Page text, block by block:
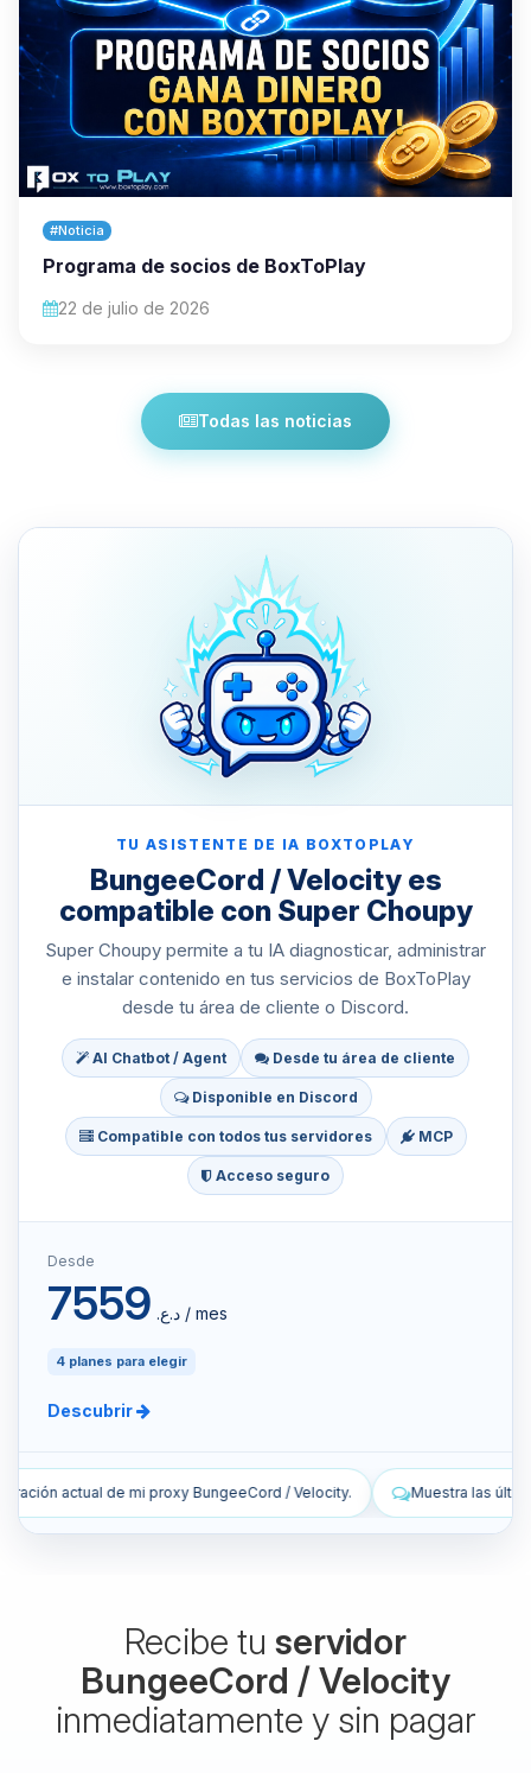
#Noticia
Programa de socios de BoxToPlay
22 de julio de 2026
Todas las noticias
TU ASISTENTE DE IA BOXTOPLAY
BungeeCord / Velocity es
compatible con Super Choupy
Super Choupy permite a tu IA diagnosticar, administrar
e instalar contenido en tus servicios de BoxToPlay
desde tu área de cliente o Discord.
AI Chatbot / Agent Desde tu área de cliente
Disponible en Discord
Compatible con todos tus servidores MCP
Acceso seguro
Desde
7559 د.ع.‏ / mes
4 planes para elegir
Descubrir
Velocity. Muestra las últimas líneas de los registros en directo de
Recibe tu servidor
BungeeCord / Velocity
inmediatamente y sin pagar